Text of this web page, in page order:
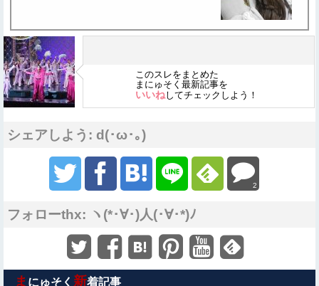
このスレをまとめた
まにゅそく最新記事を
いいねしてチェックしよう！
シェアしよう: d(･ω･｡)
2
フォローthx: ヽ(*･∀･)人(･∀･*)ﾉ
ま にゅそく 新着記事